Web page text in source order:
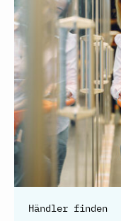
Händler finden